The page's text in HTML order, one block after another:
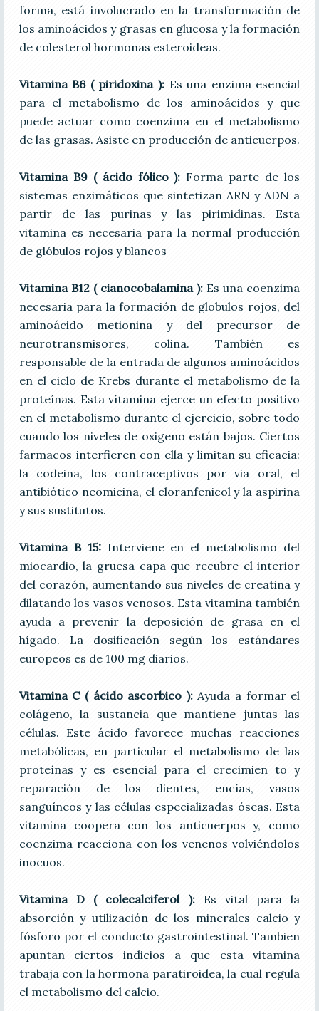
forma, está involucrado en la transformación de
los aminoácidos y grasas en glucosa y la formación
de colesterol hormonas esteroideas.
Vitamina B6 ( piridoxina ): Es una enzima esencial
para el metabolismo de los aminoácidos y que
puede actuar como coenzima en el metabolismo
de las grasas. Asiste en producción de anticuerpos.
Vitamina B9 ( ácido fólico ): Forma parte de los
sistemas enzimáticos que sintetizan ARN y ADN a
partir de las purinas y las pirimidinas. Esta
vitamina es necesaria para la normal producción
de glóbulos rojos y blancos
Vitamina B12 ( cianocobalamina ): Es una coenzima
necesaria para la formación de globulos rojos, del
aminoácido metionina y del precursor de
neurotransmisores, colina. También es
responsable de la entrada de algunos aminoácidos
en el ciclo de Krebs durante el metabolismo de la
proteínas. Esta vítamina ejerce un efecto positivo
en el metabolismo durante el ejercicio, sobre todo
cuando los niveles de oxigeno están bajos. Ciertos
farmacos interfieren con ella y limitan su eficacia:
la codeina, los contraceptivos por via oral, el
antibiótico neomicina, el cloranfenicol y la aspirina
y sus sustitutos.
Vitamina B 15:Interviene en el metabolismo del
miocardio, la gruesa capa que recubre el interior
del corazón, aumentando sus niveles de creatina y
dilatando los vasos venosos. Esta vitamina también
ayuda a prevenir la deposición de grasa en el
hígado. La dosificación según los estándares
europeos es de 100 mg diarios.
Vitamina C ( ácido ascorbico ):Ayuda a formar el
colágeno, la sustancia que mantiene juntas las
células. Este ácido favorece muchas reacciones
metabólicas, en particular el metabolismo de las
proteínas y es esencial para el crecimien to y
reparación de los dientes, encías, vasos
sanguíneos y las células especializadas óseas. Esta
vitamina coopera con los anticuerpos y, como
coenzima reacciona con los venenos volviéndolos
inocuos.
Vitamina D ( colecalciferol ):Es vital para la
absorción y utilización de los minerales calcio y
fósforo por el conducto gastrointestinal. Tambien
apuntan ciertos indicios a que esta vitamina
trabaja con la hormona paratiroidea, la cual regula
el metabolismo del calcio.